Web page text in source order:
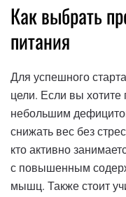
Как выбрать
питания
Для успешного
цели. Если вы
небольшим
снижать вес без
кто активно
с повышенным
мышц. Также стоит